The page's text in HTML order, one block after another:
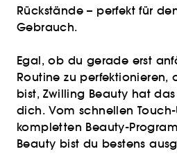
Rückstände – perfekt für
Gebrauch.
Egal, ob du gerade erst
Routine zu perfektionieren,
bist, Zwilling Beauty hat
dich. Vom schnellen
kompletten Beauty-
Beauty bist du bestens